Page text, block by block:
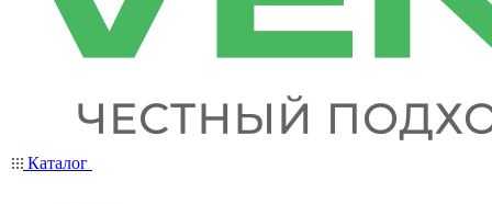
Каталог